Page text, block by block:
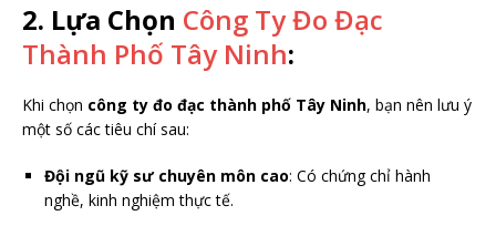
2. Lựa Chọn Công Ty Đo Đạc
Thành Phố Tây Ninh:
Khi chọn công ty đo đạc thành phố Tây Ninh, bạn nên lưu ý
một số các tiêu chí sau:
Đội ngũ kỹ sư chuyên môn cao: Có chứng chỉ hành
nghề, kinh nghiệm thực tế.